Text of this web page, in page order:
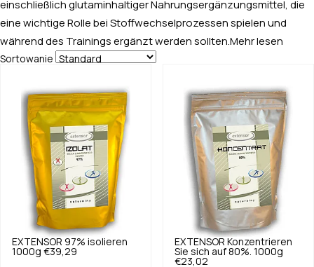
einschließlich glutaminhaltiger Nahrungsergänzungsmittel, die
eine wichtige Rolle bei Stoffwechselprozessen spielen und
während des Trainings ergänzt werden sollten. Mehr lesen
Sortowanie
EXTENSOR 97% isolieren
1000g €39,29
EXTENSOR Konzentrieren
Sie sich auf 80%. 1000g
€23,02